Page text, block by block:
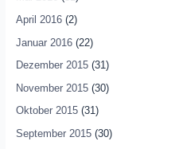
April 2016(2)
Januar 2016(22)
Dezember 2015(31)
November 2015(30)
Oktober 2015(31)
September 2015(30)